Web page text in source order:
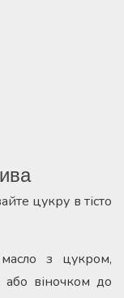
цукру в тісто
з цукром,
або віночком до